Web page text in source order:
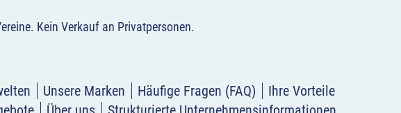
Kein Verkauf an Privatpersonen.
Unsere Marken Häufige Fragen (FAQ)
Ihre Vorteile